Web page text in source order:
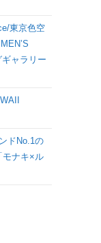
ト
東京色空
ャラリー
ドNo.1の
モナキ×ル